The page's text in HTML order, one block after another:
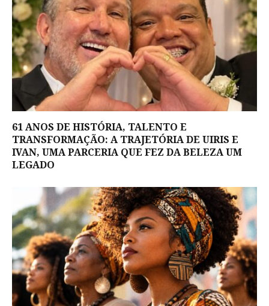
61 ANOS DE HISTÓRIA, TALENTO E
TRANSFORMAÇÃO: A TRAJETÓRIA DE UIRIS E
IVAN, UMA PARCERIA QUE FEZ DA BELEZA UM
LEGADO